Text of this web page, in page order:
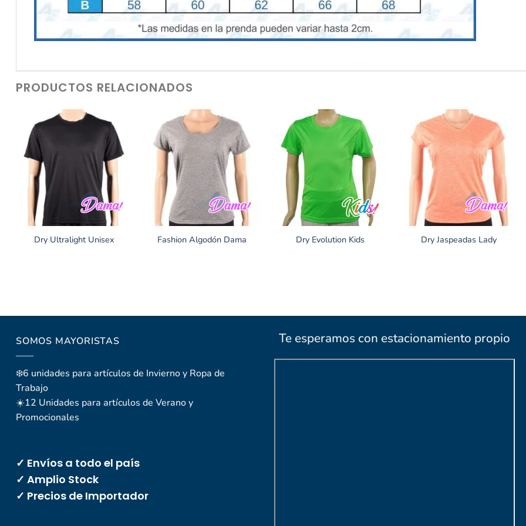
PRODUCTOS RELACIONADOS
Dry Ultralight Unisex Fashion Algodón Dama Dry Evolution Kids Dry Jaspeadas Lady
SOMOS MAYORISTAS
❄️6 unidades para artículos de Invierno y Ropa de
Trabajo
☀️12 Unidades para artículos de Verano y
Promocionales
✓ Envíos a todo el país
✓ Amplio Stock
✓ Precios de Importador
Te esperamos con estacionamiento propio